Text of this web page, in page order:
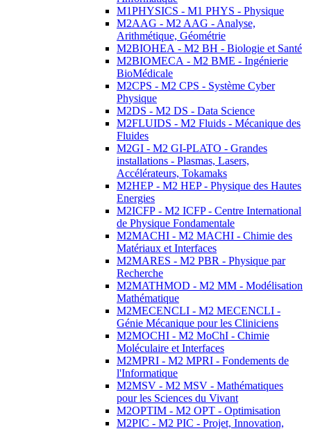
M1PHYSICS - M1 PHYS - Physique
M2AAG - M2 AAG - Analyse,
Arithmétique, Géométrie
M2BIOHEA - M2 BH - Biologie et Santé
M2BIOMECA - M2 BME - Ingénierie
BioMédicale
M2CPS - M2 CPS - Système Cyber
Physique
M2DS - M2 DS - Data Science
M2FLUIDS - M2 Fluids - Mécanique des
Fluides
M2GI - M2 GI-PLATO - Grandes
installations - Plasmas, Lasers,
Accélérateurs, Tokamaks
M2HEP - M2 HEP - Physique des Hautes
Energies
M2ICFP - M2 ICFP - Centre International
de Physique Fondamentale
M2MACHI - M2 MACHI - Chimie des
Matériaux et Interfaces
M2MARES - M2 PBR - Physique par
Recherche
M2MATHMOD - M2 MM - Modélisation
Mathématique
M2MECENCLI - M2 MECENCLI -
Génie Mécanique pour les Cliniciens
M2MOCHI - M2 MoChI - Chimie
Moléculaire et Interfaces
M2MPRI - M2 MPRI - Fondements de
l'Informatique
M2MSV - M2 MSV - Mathématiques
pour les Sciences du Vivant
M2OPTIM - M2 OPT - Optimisation
M2PIC - M2 PIC - Projet, Innovation,